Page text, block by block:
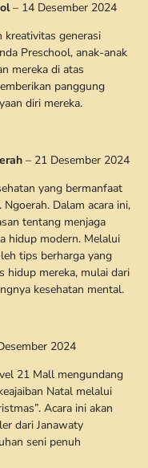
– 14 Desember 2024
kreativitas generasi
Preschool, anak-anak
mereka di atas
panggung
diri mereka.
– 21 Desember 2024
yang bermanfaat
Dalam acara ini,
tentang menjaga
hidup modern. Melalui
tips berharga yang
hidup mereka, mulai dari
kesehatan mental.
2024
21 Mall mengundang
Natal melalui
Acara ini akan
dari Janawaty
seni penuh